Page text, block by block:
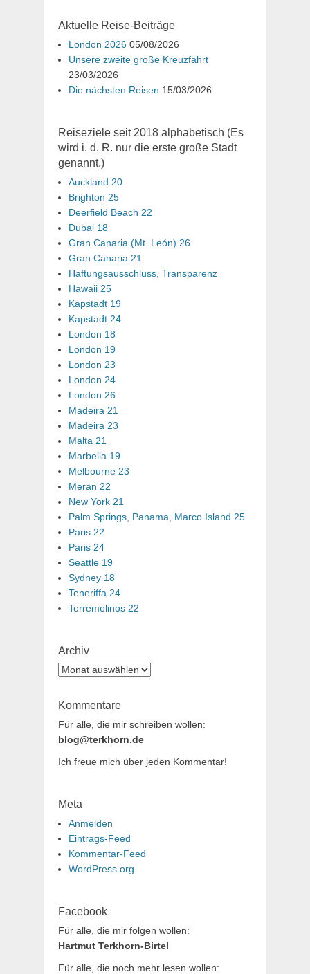
Aktuelle Reise-Beiträge
London 2026 05/08/2026
Unsere zweite große Kreuzfahrt
23/03/2026
Die nächsten Reisen 15/03/2026
Reiseziele seit 2018 alphabetisch (Es
wird i. d. R. nur die erste große Stadt
genannt.)
Auckland 20
Brighton 25
Deerfield Beach 22
Dubai 18
Gran Canaria (Mt. León) 26
Gran Canaria 21
Haftungsausschluss, Transparenz
Hawaii 25
Kapstadt 19
Kapstadt 24
London 18
London 19
London 23
London 24
London 26
Madeira 21
Madeira 23
Malta 21
Marbella 19
Melbourne 23
Meran 22
New York 21
Palm Springs, Panama, Marco Island 25
Paris 22
Paris 24
Seattle 19
Sydney 18
Teneriffa 24
Torremolinos 22
Archiv
Archiv
Kommentare
Für alle, die mir schreiben wollen:
blog@terkhorn.de
Ich freue mich über jeden Kommentar!
Meta
Anmelden
Eintrags-Feed
Kommentar-Feed
WordPress.org
Facebook
Für alle, die mir folgen wollen:
Hartmut Terkhorn-Birtel
Für alle, die noch mehr lesen wollen: